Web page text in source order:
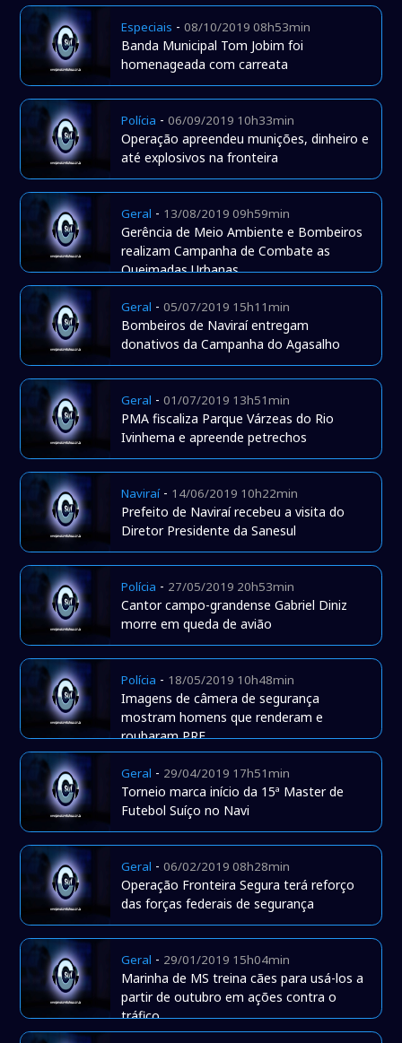
Especiais -08/10/2019 08h53min
Banda Municipal Tom Jobim foi
homenageada com carreata
Polícia -06/09/2019 10h33min
Operação apreendeu munições, dinheiro e
até explosivos na fronteira
Geral - 13/08/2019 09h59min
Gerência de Meio Ambiente e Bombeiros
realizam Campanha de Combate as
Queimadas Urbanas
Geral -05/07/2019 15h11min
Bombeiros de Naviraí entregam
donativos da Campanha do Agasalho
Geral -01/07/2019 13h51min
PMA fiscaliza Parque Várzeas do Rio
Ivinhema e apreende petrechos
Naviraí- 14/06/2019 10h22min
Prefeito de Naviraí recebeu a visita do
Diretor Presidente da Sanesul
Polícia - 27/05/2019 20h53min
Cantor campo-grandense Gabriel Diniz
morre em queda de avião
Polícia - 18/05/2019 10h48min
Imagens de câmera de segurança
mostram homens que renderam e
roubaram PRF
Geral - 29/04/2019 17h51min
Torneio marca início da 15ª Master de
Futebol Suíço no Navi
Geral -06/02/2019 08h28min
Operação Fronteira Segura terá reforço
das forças federais de segurança
Geral - 29/01/2019 15h04min
Marinha de MS treina cães para usá-los a
partir de outubro em ações contra o
tráfico